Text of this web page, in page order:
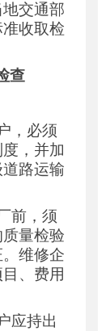
交通部
收取检
查
，必须
，并加
路运输
前，须
量检验
维修企
、费用
应持出